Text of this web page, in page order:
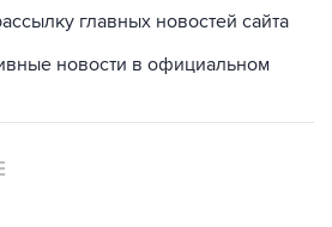
главных новостей сайта
новости в официальном